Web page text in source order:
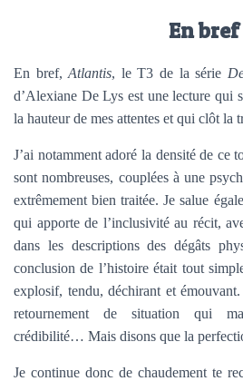
En bref
En bref,Atlantis, le T3 de la série
d’Alexiane De Lys est une lecture qui
la hauteur de mes attentes et qui clôt la
J’ai notamment adoré la densité de ce
sont nombreuses, couplées à une
extrêmement bien traitée. Je salue
qui apporte de l’inclusivité au récit,
dans les descriptions des dégâts
conclusion de l’histoire était tout
explosif, tendu, déchirant et
retournement de situation qui
crédibilité… Mais disons que la
Je continue donc de chaudement te